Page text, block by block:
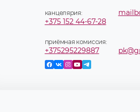
канцелярия:
+375 152 44-67-28
приёмная комиссия:
+375295229887